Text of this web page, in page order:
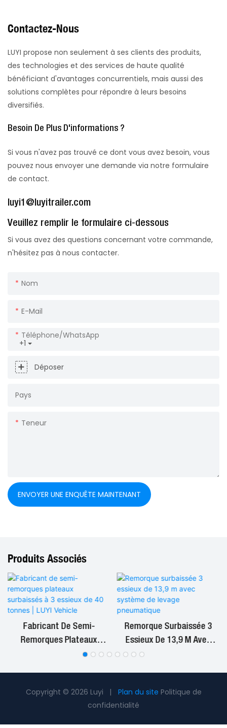
Contactez-Nous
LUYI propose non seulement à ses clients des produits,
des technologies et des services de haute qualité
bénéficiant d'avantages concurrentiels, mais aussi des
solutions complètes pour répondre à leurs besoins
diversifiés.
Besoin De Plus D'informations ?
Si vous n'avez pas trouvé ce dont vous avez besoin, vous
pouvez nous envoyer une demande via notre formulaire
de contact.
luyi1@luyitrailer.com
Veuillez remplir le formulaire ci-dessous
Si vous avez des questions concernant votre commande,
n'hésitez pas à nous contacter.
Nom
E-Mail
+1
Téléphone/WhatsApp
Déposer
Pays
Teneur
ENVOYER UNE ENQUÊTE MAINTENANT
Produits Associés
Fabricant De Semi-
Remorques Plateaux
Surbaissés À 3 Essieux De
Remorque Surbaissée 3
Essieux De 13,9 M Avec
Système De Levage
Copyright © 2026 Luyi | Plan du site Politique de
confidentialité